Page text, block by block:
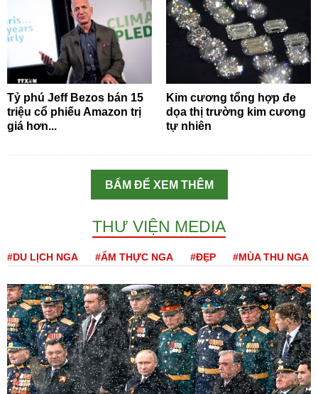
Tỷ phú Jeff Bezos bán 15
triệu cổ phiếu Amazon trị
giá hơn...
Kim cương tổng hợp đe
dọa thị trường kim cương
tự nhiên
BẤM ĐỂ XEM THÊM
THƯ VIỆN MEDIA
#DU LỊCH NGA #ẨM THỰC NGA #ĐẸP #MÙA THU NGA